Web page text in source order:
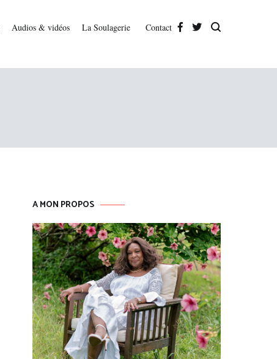
Audios & vidéos La Soulagerie Contact
A MON PROPOS